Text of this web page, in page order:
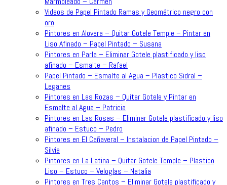
Videos de Papel Pintado Ramas y Geométrico negro con
oro
Pintores en Alovera – Quitar Gotele Temple – Pintar en
Liso Afinado – Papel Pintado – Susana
Pintores en Parla – Eliminar Gotele plastificado y liso
afinado – Esmalte – Rafael
Papel Pintado – Esmalte al Agua – Plastico Sidral –
Leganes
Pintores en Las Rozas – Quitar Gotele y Pintar en
Esmalte al Agua – Patricia
Pintores en Las Rosas – Eliminar Gotele plastificado y liso
afinado – Estuco – Pedro
Pintores en El Cañaveral – Instalacion de Papel Pintado –
Silvia
Pintores en La Latina – Quitar Gotele Temple – Plastico
Liso – Estuco – Veloglas – Natalia
Pintores en Tres Cantos – Eliminar Gotele plastificado y